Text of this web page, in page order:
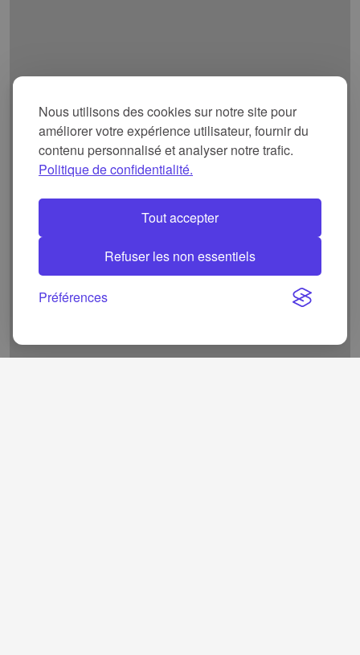
Nous utilisons des cookies sur notre site pour
améliorer votre expérience utilisateur, fournir du
contenu personnalisé et analyser notre trafic.
Politique de confidentialité.
Tout accepter
Refuser les non essentiels
Préférences